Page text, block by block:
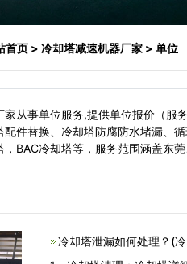
首页 > 冷却塔减速机器厂家 > 单位
家从事单位服务,提供单位报价（服
配件替换、冷却塔防腐防水堵漏、
BAC冷却塔等，服务范围涵盖东
冷却塔泄漏如何处理？(